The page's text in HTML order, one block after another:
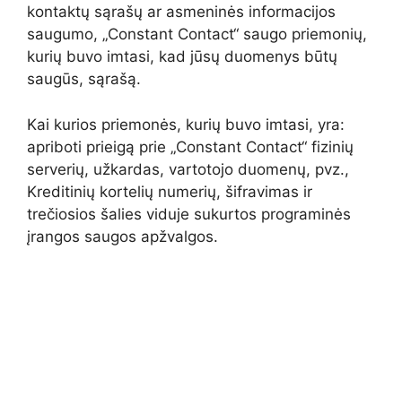
kontaktų sąrašų ar asmeninės informacijos
saugumo, „Constant Contact“ saugo priemonių,
kurių buvo imtasi, kad jūsų duomenys būtų
saugūs, sąrašą.
Kai kurios priemonės, kurių buvo imtasi, yra:
apriboti prieigą prie „Constant Contact“ fizinių
serverių, užkardas, vartotojo duomenų, pvz.,
Kreditinių kortelių numerių, šifravimas ir
trečiosios šalies viduje sukurtos programinės
įrangos saugos apžvalgos.